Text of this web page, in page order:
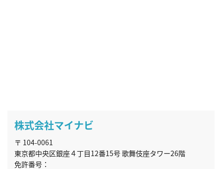
株式会社マイナビ
〒 104-0061
東京都中央区銀座４丁目12番15号 歌舞伎座タワー26階
免許番号：